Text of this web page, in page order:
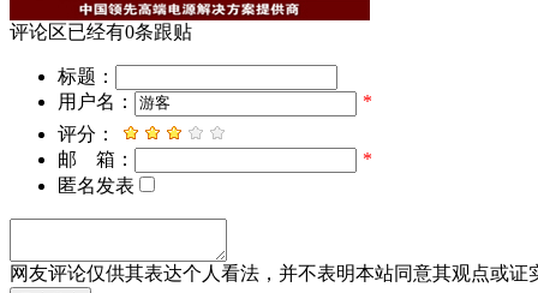
评论区已经有0条跟贴
标题：
用户名：
*
评分：
邮 箱：
*
匿名发表
网友评论仅供其表达个人看法，并不表明本站同意其观点或证